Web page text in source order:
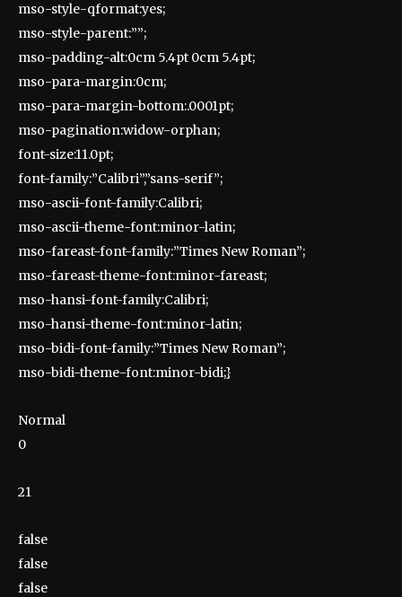
mso-style-qformat:yes;
mso-style-parent:””;
mso-padding-alt:0cm 5.4pt 0cm 5.4pt;
mso-para-margin:0cm;
mso-para-margin-bottom:.0001pt;
mso-pagination:widow-orphan;
font-size:11.0pt;
font-family:”Calibri”,”sans-serif”;
mso-ascii-font-family:Calibri;
mso-ascii-theme-font:minor-latin;
mso-fareast-font-family:”Times New Roman”;
mso-fareast-theme-font:minor-fareast;
mso-hansi-font-family:Calibri;
mso-hansi-theme-font:minor-latin;
mso-bidi-font-family:”Times New Roman”;
mso-bidi-theme-font:minor-bidi;}
Normal
0
21
false
false
false